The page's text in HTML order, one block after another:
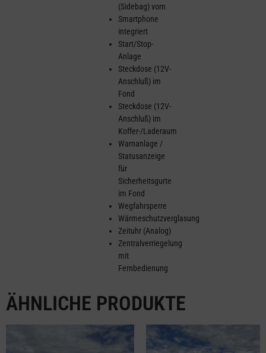
(Sidebag) vorn
Smartphone
integriert
Start/Stop-
Anlage
Steckdose (12V-
Anschluß) im
Fond
Steckdose (12V-
Anschluß) im
Koffer-/Laderaum
Warnanlage /
Statusanzeige
für
Sicherheitsgurte
im Fond
Wegfahrsperre
Wärmeschutzverglasung
Zeituhr (Analog)
Zentralverriegelung
mit
Fernbedienung
ÄHNLICHE PRODUKTE